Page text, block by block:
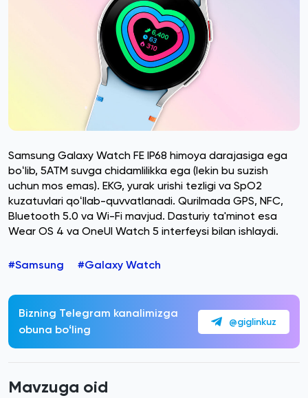
Samsung Galaxy Watch FE IP68 himoya darajasiga ega
boʻlib, 5ATM suvga chidamlilikka ega (lekin bu suzish
uchun mos emas). EKG, yurak urishi tezligi va SpO2
kuzatuvlari qoʻllab-quvvatlanadi. Qurilmada GPS, NFC,
Bluetooth 5.0 va Wi-Fi mavjud. Dasturiy ta'minot esa
Wear OS 4 va OneUI Watch 5 interfeysi bilan ishlaydi.
#Samsung #Galaxy Watch
Bizning Telegram kanalimizga
obuna boʻling
@giglinkuz
Mavzuga oid